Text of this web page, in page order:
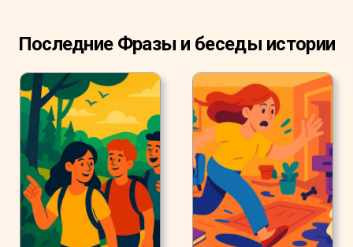
Последние Фразы и беседы истории